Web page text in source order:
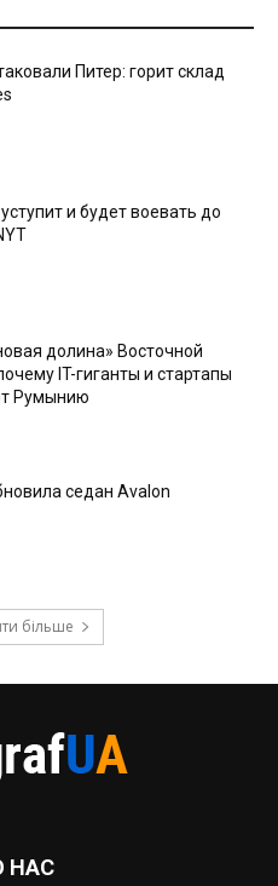
Питер: горит склад
и будет воевать до
долина» Восточной
IT-гиганты и стартапы
Румынию
седан Avalon
більше
НАС